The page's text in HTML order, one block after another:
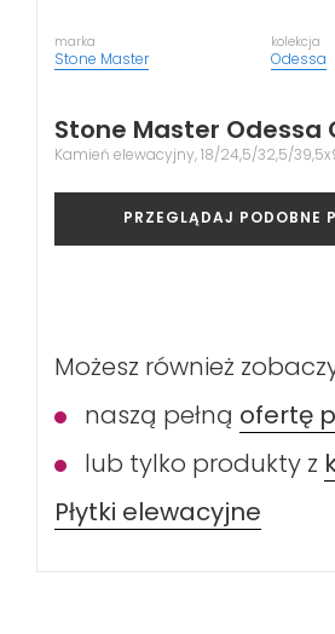
marka
Stone Master
kolekcja
Odessa
Stone Master Odessa
Kamień elewacyjny, 18/24,5/32,5/
PRZEGLĄDAJ PODOBNE
Możesz również
naszą pełną ofertę
lub tylko produkty z
Płytki elewacyjne